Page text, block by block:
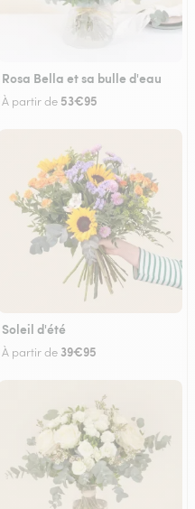
Rosa Bella et sa bulle d'eau
À partir de 53€95
Soleil d'été
À partir de 39€95